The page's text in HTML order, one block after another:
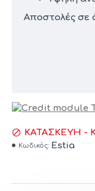
Αποστολές σε
ΚΑΤΑΣΚΕΥΉ -
Κωδικός: Estia